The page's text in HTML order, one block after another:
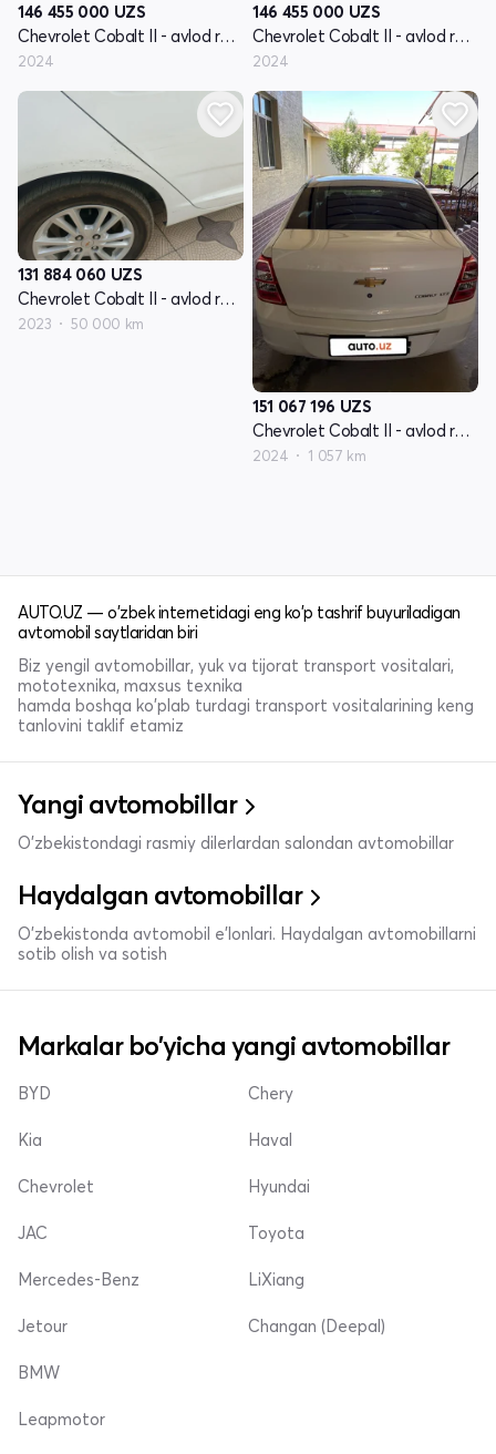
146 455 000 UZS
Chevrolet Cobalt II - avlod restyling
2024
146 455 000 UZS
Chevrolet Cobalt II - avlod restyling
2024
131 884 060 UZS
Chevrolet Cobalt II - avlod restyling
2023 50 000 km
151 067 196 UZS
Chevrolet Cobalt II - avlod restyling
2024 1 057 km
AUTO.UZ — o'zbek internetidagi eng ko'p tashrif buyuriladigan
avtomobil saytlaridan biri
Biz yengil avtomobillar, yuk va tijorat transport vositalari,
mototexnika, maxsus texnika
hamda boshqa ko'plab turdagi transport vositalarining keng
tanlovini taklif etamiz
Yangi avtomobillar
O'zbekistondagi rasmiy dilerlardan salondan avtomobillar
Haydalgan avtomobillar
O'zbekistonda avtomobil e’lonlari. Haydalgan avtomobillarni
sotib olish va sotish
Markalar bo'yicha yangi avtomobillar
BYD
Kia
Chevrolet
Chery
Haval
Hyundai
JAC
Mercedes-Benz
Jetour
Toyota
LiXiang
Changan (Deepal)
BMW
Leapmotor